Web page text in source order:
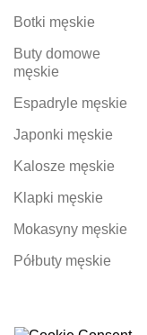
Botki męskie
Buty domowe
męskie
Espadryle męskie
Japonki męskie
Kalosze męskie
Klapki męskie
Mokasyny męskie
Półbuty męskie